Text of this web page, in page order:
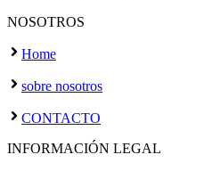
NOSOTROS
Home
sobre nosotros
CONTACTO
INFORMACIÓN LEGAL